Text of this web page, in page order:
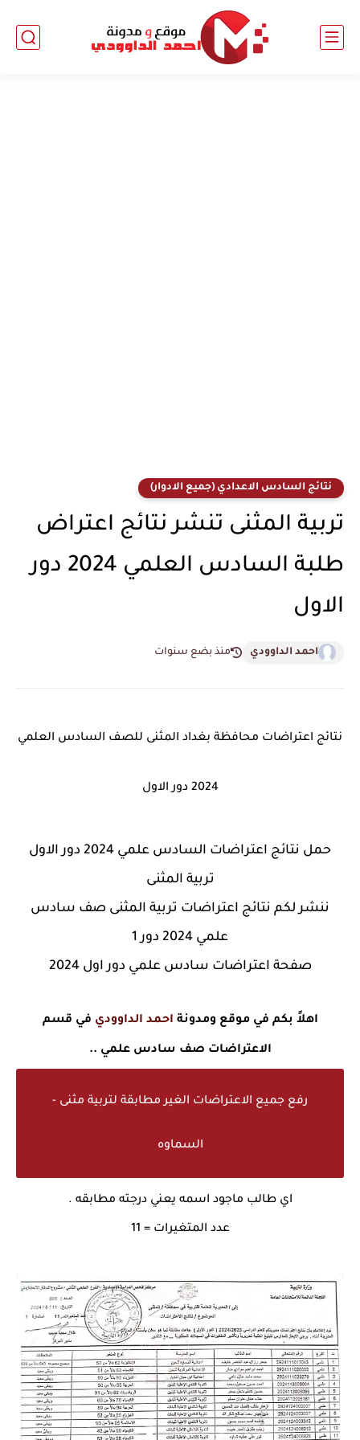
نتائج السادس الاعدادي (جميع الادوار)
تربية المثنى تنشر نتائج اعتراض
طلبة السادس العلمي 2024 دور
الاول
احمد الداوودي منذ بضع سنوات
نتائج اعتراضات محافظة بغداد المثنى للصف السادس العلمي
2024 دور الاول
حمل نتائج اعتراضات السادس علمي 2024 دور الاول
تربية المثنى
ننشر لكم نتائج اعتراضات تربية المثنى صف سادس
علمي 2024 دور 1
صفحة اعتراضات سادس علمي دور اول 2024
اهلاً بكم في موقع ومدونة احمد الداوودي في قسم
الاعتراضات صف سادس علمي ..
رفع جميع الاعتراضات الغير مطابقة لتربية مثنى -
السماوه
اي طالب ماجود اسمه يعني درجته مطابقه .
عدد المتغيرات = 11